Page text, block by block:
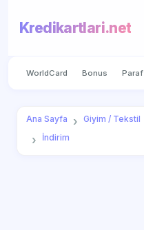
Kredikartlari.net
WorldCard Bonus Paraf
Ana Sayfa Giyim / Tekstil
İndirim